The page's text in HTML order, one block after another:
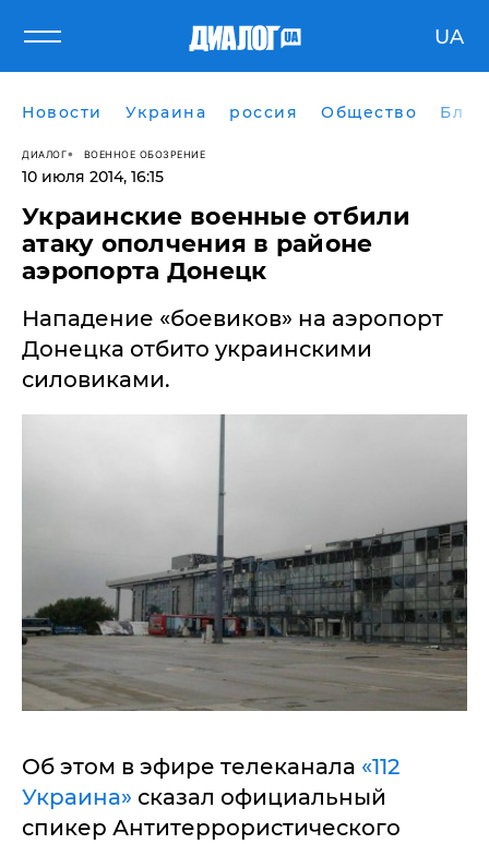
UA
Новости Украина россия Общество
ДИАЛОГ ВОЕННОЕ ОБОЗРЕНИЕ
10 июля 2014, 16:15
Украинские военные отбили
атаку ополчения в районе
аэропорта Донецк
Нападение «боевиков» на аэропорт
Донецка отбито украинскими
силовиками.
Об этом в эфире телеканала «112
Украина» сказал официальный
спикер Антитеррористического